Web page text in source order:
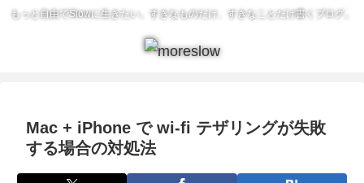
もっと自由でSlowに生きたい。すきなものだけ、すきなことだけ書くブログ。
Mac + iPhone で wi-fi テザリングが失敗
する場合の対処法